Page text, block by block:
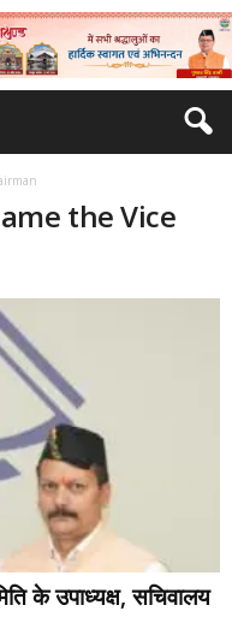
the Vice
के उपाध्यक्ष, सचिवालय